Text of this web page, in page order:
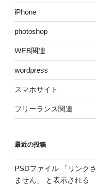
iPhone
photoshop
WEB関連
wordpress
スマホサイト
フリーランス関連
最近の投稿
PSDファイル 「リンク
ません」 と表示される